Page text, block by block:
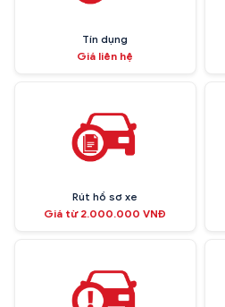
Tín dụng
Giá liên hệ
Rút hồ sơ xe
Giá từ 2.000.000 VNĐ